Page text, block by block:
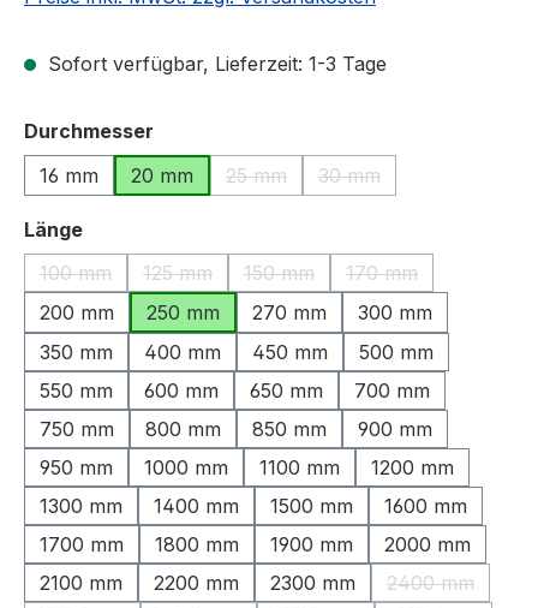
Sofort verfügbar, Lieferzeit: 1-3 Tage
Durchmesser
16 mm
20 mm 25 mm
(Diese Option ist zurzeit nicht
30 mm
(Diese Option ist
Längeauswählen
100 mm
(Diese Option ist zurzeit nicht verfügbar.)
125 mm
(Diese Option ist zurzeit nicht verfügbar.)
150 mm
(Diese Option ist zurzeit nicht
170 mm
(Diese Option ist
200 mm 250 mm 270 mm
300 mm
350 mm
400 mm 450 mm
500 mm
550 mm
600 mm 650 mm
700 mm
750 mm
800 mm 850 mm
900 mm
950 mm
1000 mm 1100 mm
1200 mm
1300 mm
1400 mm 1500 mm
1600 mm
1700 mm
1800 mm 1900 mm
2000 mm
2100 mm
2200 mm 2300 mm 2400 mm
(Diese